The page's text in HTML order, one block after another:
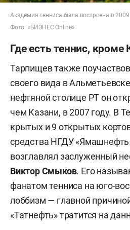
Академия тенниса была построена в
Фото: «БИЗНЕС Online»
Где есть теннис, кроме
Тарпищев также
своего вида в
нефтяной столице РТ он
чем Казани, в 2007 году. В
крытых и 9 открытых
средства НГДУ
возглавлял заслуженный
Виктор Смыков. Его
фанатом тенниса на юго-
лоббизм — главной
«Татнефть» тратится на